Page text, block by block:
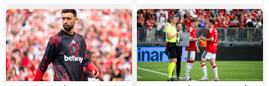
Lót ghế ôtô, nâng lưng
chống nóng giúp thoải mái
trong di chuyển